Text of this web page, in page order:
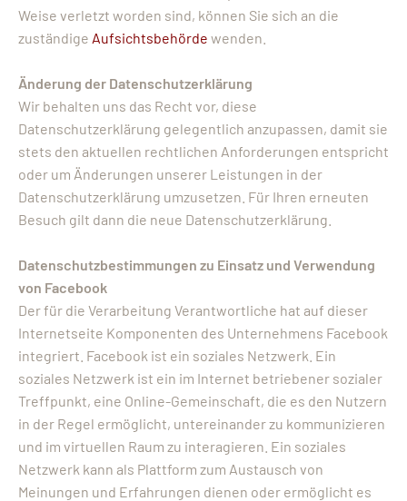
Weise verletzt worden sind, können Sie sich an die
zuständige Aufsichtsbehörde wenden.
Änderung der Datenschutzerklärung
Wir behalten uns das Recht vor, diese
Datenschutzerklärung gelegentlich anzupassen, damit sie
stets den aktuellen rechtlichen Anforderungen entspricht
oder um Änderungen unserer Leistungen in der
Datenschutzerklärung umzusetzen. Für Ihren erneuten
Besuch gilt dann die neue Datenschutzerklärung.
Datenschutzbestimmungen zu Einsatz und Verwendung
von Facebook
Der für die Verarbeitung Verantwortliche hat auf dieser
Internetseite Komponenten des Unternehmens Facebook
integriert. Facebook ist ein soziales Netzwerk. Ein
soziales Netzwerk ist ein im Internet betriebener sozialer
Treffpunkt, eine Online-Gemeinschaft, die es den Nutzern
in der Regel ermöglicht, untereinander zu kommunizieren
und im virtuellen Raum zu interagieren. Ein soziales
Netzwerk kann als Plattform zum Austausch von
Meinungen und Erfahrungen dienen oder ermöglicht es